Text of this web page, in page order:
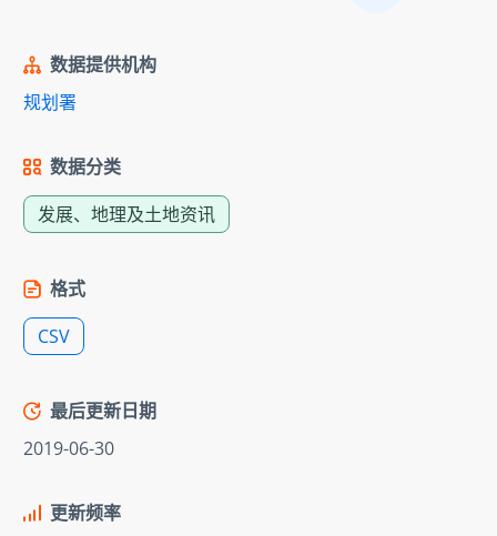
数据提供机构
规划署
数据分类
发展、地理及土地资讯
格式
CSV
最后更新日期
2019-06-30
更新频率